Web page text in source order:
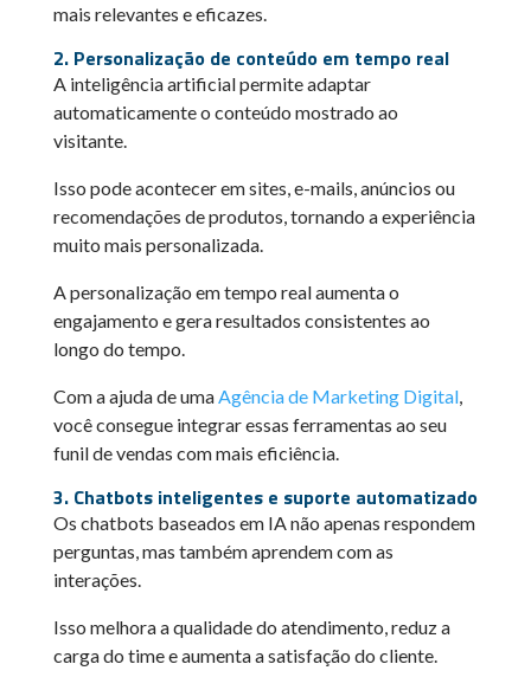
mais relevantes e eficazes.
2. Personalização de conteúdo em tempo real
A inteligência artificial permite adaptar
automaticamente o conteúdo mostrado ao
visitante.
Isso pode acontecer em sites, e-mails, anúncios ou
recomendações de produtos, tornando a experiência
muito mais personalizada.
A personalização em tempo real aumenta o
engajamento e gera resultados consistentes ao
longo do tempo.
Com a ajuda de umaAgência de Marketing Digital,
você consegue integrar essas ferramentas ao seu
funil de vendas com mais eficiência.
3. Chatbots inteligentes e suporte automatizado
Os chatbots baseados em IA não apenas respondem
perguntas, mas também aprendem com as
interações.
Isso melhora a qualidade do atendimento, reduz a
carga do time e aumenta a satisfação do cliente.